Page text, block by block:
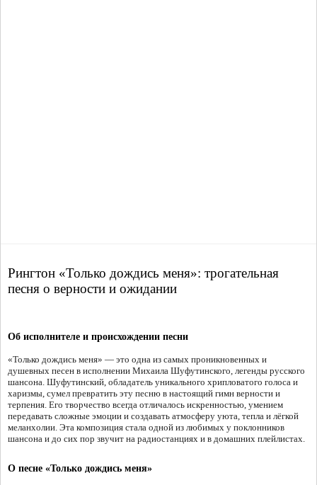
Рингтон «Только дождись меня»: трогательная
песня о верности и ожидании
Об исполнителе и происхождении песни
«Только дождись меня» — это одна из самых проникновенных и
душевных песен в исполнении Михаила Шуфутинского, легенды русского
шансона. Шуфутинский, обладатель уникального хрипловатого голоса и
харизмы, сумел превратить эту песню в настоящий гимн верности и
терпения. Его творчество всегда отличалось искренностью, умением
передавать сложные эмоции и создавать атмосферу уюта, тепла и лёгкой
меланхолии. Эта композиция стала одной из любимых у поклонников
шансона и до сих пор звучит на радиостанциях и в домашних плейлистах.
О песне «Только дождись меня»